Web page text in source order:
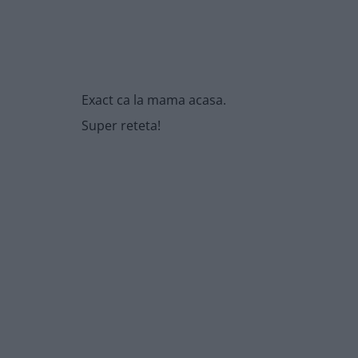
Exact ca la mama acasa.
Super reteta!